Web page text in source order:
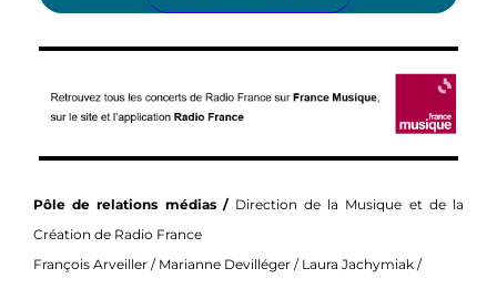
Pôle de relations médias / Direction de la Musique et de la
Création de Radio France
François Arveiller / Marianne Devilléger / Laura Jachymiak /